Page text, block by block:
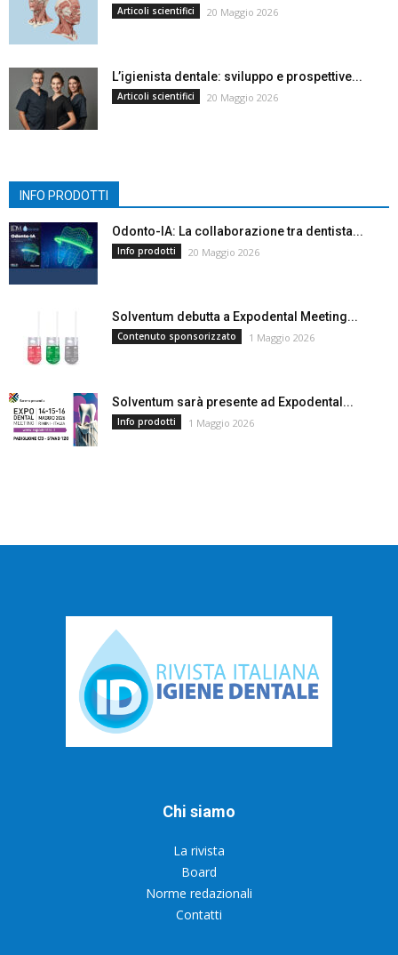
Articoli scientifici 20 Maggio 2026
L’igienista dentale: sviluppo e prospettive...
Articoli scientifici 20 Maggio 2026
INFO PRODOTTI
Odonto-IA: La collaborazione tra dentista...
Info prodotti 20 Maggio 2026
Solventum debutta a Expodental Meeting...
Contenuto sponsorizzato 1 Maggio 2026
Solventum sarà presente ad Expodental...
Info prodotti 1 Maggio 2026
Chi siamo
La rivista
Board
Norme redazionali
Contatti